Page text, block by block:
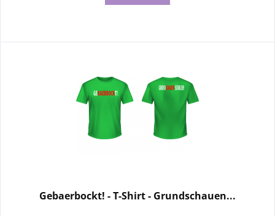
Gebaerbockt! - T-Shirt - Grundschauen...